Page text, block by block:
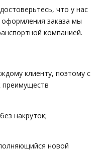
что у нас
заказа мы
компанией.
клиенту, поэтому с
преимуществ
накруток;
новой